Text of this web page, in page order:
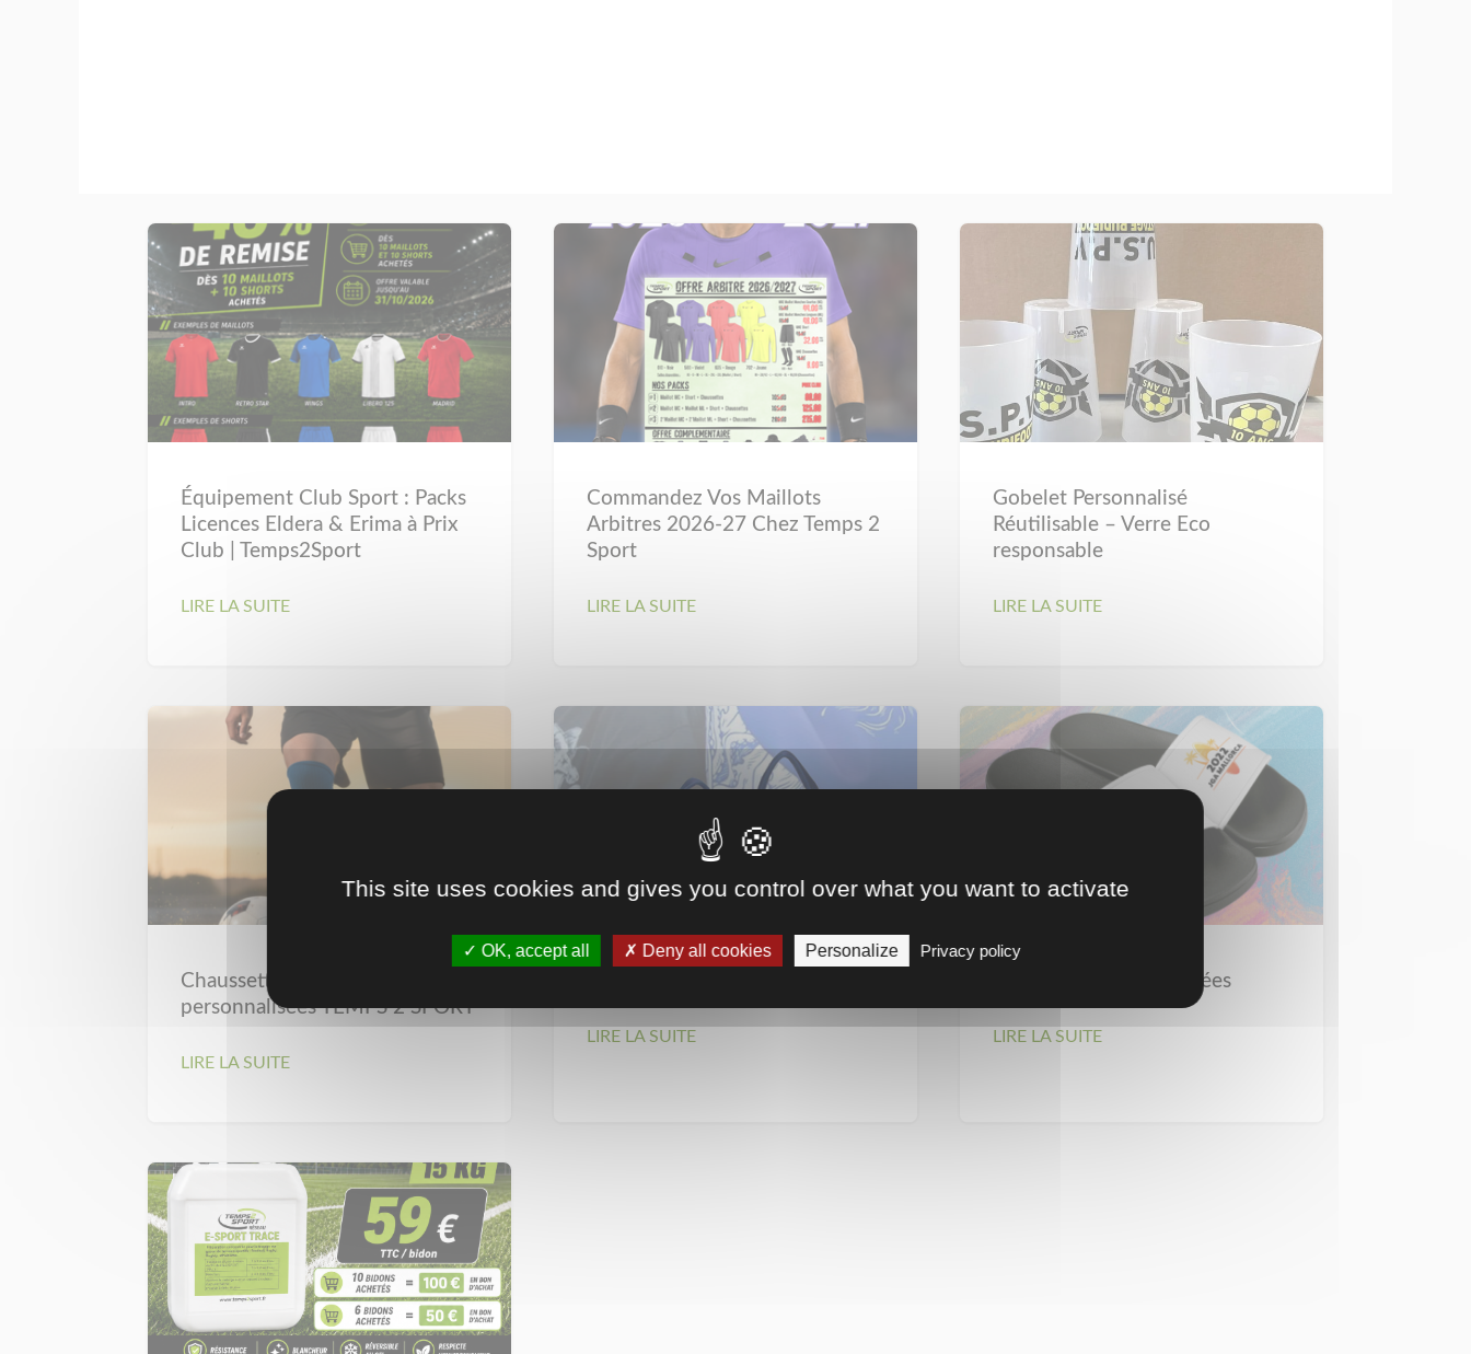
Équipement Club Sport : Packs
Licences Eldera & Erima à Prix
Club | Temps2Sport
LIRE LA SUITE
Commandez Vos Maillots
Arbitres 2026-27 Chez Temps 2
Sport
LIRE LA SUITE
Gobelet Personnalisé
Réutilisable – Verre Eco
responsable
LIRE LA SUITE
Chaussettes sport
personnalisées TEMPS 2 SPORT
LIRE LA SUITE
LIRE LA SUITE
Claquettes Personnalisées
LIRE LA SUITE
This site uses cookies and gives you control over what you want to activate
OK, accept all Deny all cookies Personalize Privacy policy